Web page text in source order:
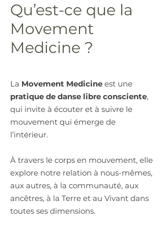
Qu’est-ce que la
Movement
Medicine ?
La Movement Medicine est une
pratique de danse libre consciente,
qui invite à écouter et à suivre le
mouvement qui émerge de
l’intérieur.
À travers le corps en mouvement, elle
explore notre relation à nous-mêmes,
aux autres, à la communauté, aux
ancêtres, à la Terre et au Vivant dans
toutes ses dimensions.